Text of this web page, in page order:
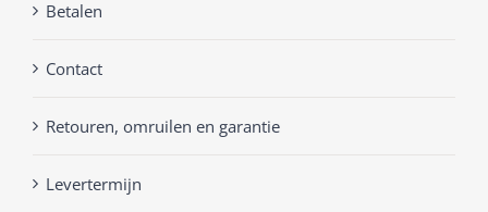
Betalen
Contact
Retouren, omruilen en garantie
Levertermijn